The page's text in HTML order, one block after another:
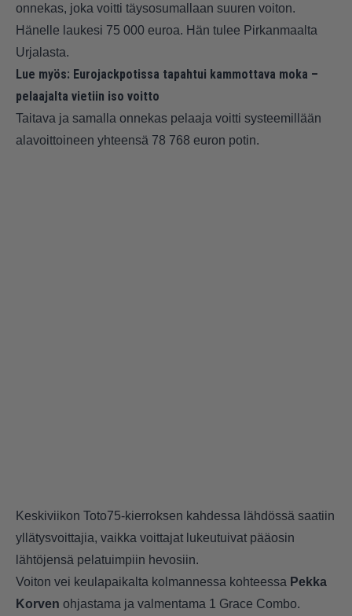
onnekas, joka voitti täysosumallaan suuren voiton.
Hänelle laukesi 75 000 euroa. Hän tulee Pirkanmaalta
Urjalasta.
Lue myös: Eurojackpotissa tapahtui kammottava moka –
pelaajalta vietiin iso voitto
Taitava ja samalla onnekas pelaaja voitti systeemillään
alavoittoineen yhteensä 78 768 euron potin.
Keskiviikon Toto75-kierroksen kahdessa lähdössä saatiin
yllätysvoittajia, vaikka voittajat lukeutuivat pääosin
lähtöjensä pelatuimpiin hevosiin.
Voiton vei keulapaikalta kolmannessa kohteessa Pekka
Korven ohjastama ja valmentama 1 Grace Combo.